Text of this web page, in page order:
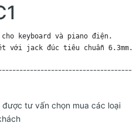
keyboard và piano điện.
với jack đúc tiêu chuẫn 6.3mm.
tư vấn chọn mua các loại